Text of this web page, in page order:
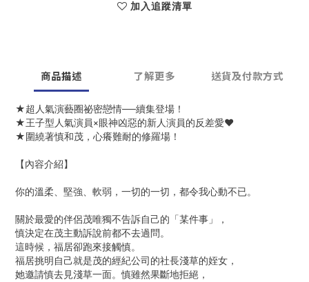
加入追蹤清單
商品描述 了解更多 送貨及付款方式
★超人氣演藝圈祕密戀情──續集登場！
★王子型人氣演員×眼神凶惡的新人演員的反差愛♥
★圍繞著慎和茂，心癢難耐的修羅場！
【內容介紹】
你的溫柔、堅強、軟弱，一切的一切，都令我心動不已。
關於最愛的伴侶茂唯獨不告訴自己的「某件事」，
慎決定在茂主動訴說前都不去過問。
這時候，福居卻跑來接觸慎。
福居挑明自己就是茂的經紀公司的社長淺草的姪女，
她邀請慎去見淺草一面。慎雖然果斷地拒絕，